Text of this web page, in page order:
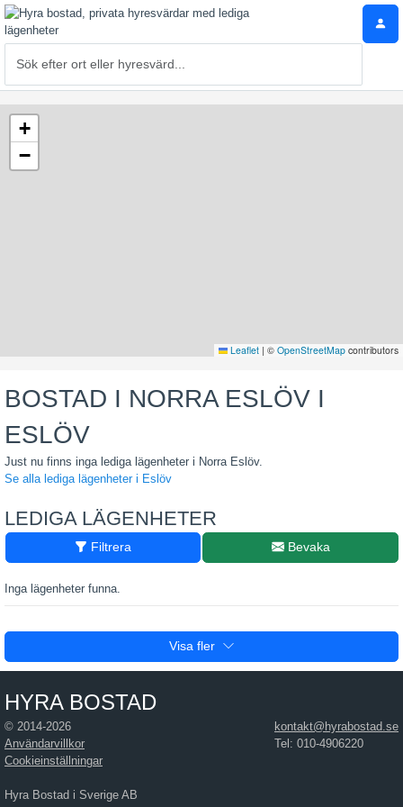
+
−
Leaflet | © OpenStreetMap contributors
BOSTAD I NORRA ESLÖV I
ESLÖV
Just nu finns inga lediga lägenheter i Norra Eslöv.
Se alla lediga lägenheter i Eslöv
LEDIGA LÄGENHETER
Filtrera Bevaka
Inga lägenheter funna.
Visa fler
HYRA BOSTAD
kontakt@hyrabostad.se
Tel: 010-4906220
© 2014-2026
Användarvillkor
Cookieinställningar
Hyra Bostad i Sverige AB